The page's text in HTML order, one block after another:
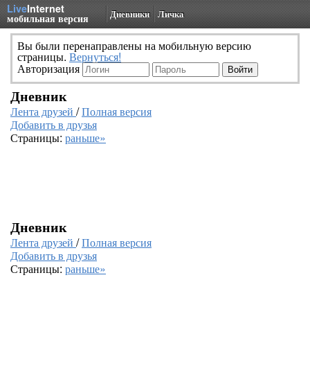
LiveInternet
мобильная версия Дневники Личка
Вы были перенаправлены на мобильную версию
страницы. Вернуться!
Авторизация
Дневник
Лента друзей /Полная версия
Добавить в друзья
Страницы: раньше»
Дневник
Лента друзей /Полная версия
Добавить в друзья
Страницы: раньше»